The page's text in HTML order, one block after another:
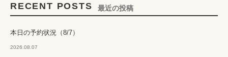
RECENT POSTS 最近の投稿
本日の予約状況（8/7）
2026.08.07